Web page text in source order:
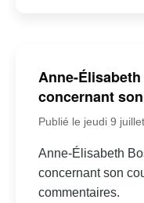
Anne-
concernant
Publié le jeudi 9
Anne-Élisabeth
concernant son
commentaires.